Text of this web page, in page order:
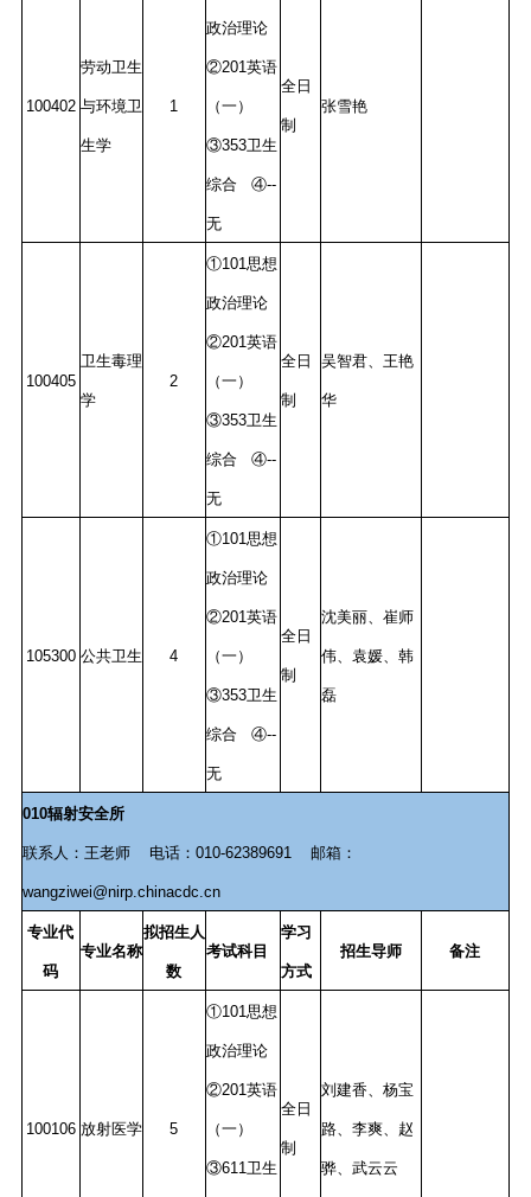
100402
劳动卫生
与环境卫
生学
1
政治理论
②201英语
（一）
③353卫生
综合 ④--
无
全日
制
张雪艳
100405
卫生毒理
学
2
①101思想
政治理论
②201英语
（一）
③353卫生
综合 ④--
无
全日
制
吴智君、王艳
华
105300 公共卫生 4
①101思想
政治理论
②201英语
（一）
③353卫生
综合 ④--
无
全日
制
沈美丽、崔师
伟、袁媛、韩
磊
010辐射安全所
联系人：王老师 电话：010-62389691 邮箱：
wangziwei@nirp.chinacdc.cn
专业代
码
专业名称
拟招生人
数
考试科目
学习
方式
招生导师 备注
100106 放射医学 5
①101思想
政治理论
②201英语
（一）
③611卫生
全日
制
刘建香、杨宝
路、李爽、赵
骅、武云云